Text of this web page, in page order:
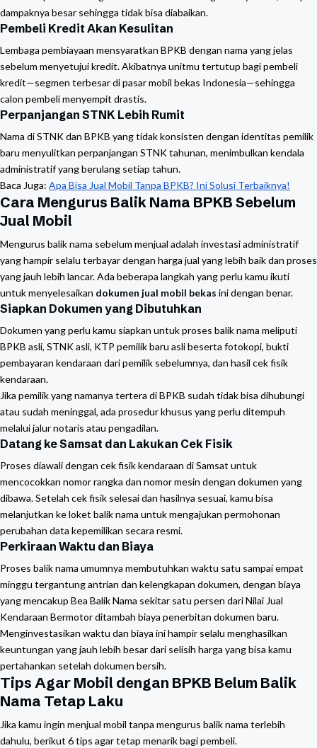
dampaknya besar sehingga tidak bisa diabaikan.
Pembeli Kredit Akan Kesulitan
Lembaga pembiayaan mensyaratkan BPKB dengan nama yang jelas
sebelum menyetujui kredit. Akibatnya unitmu tertutup bagi pembeli
kredit—segmen terbesar di pasar mobil bekas Indonesia—sehingga
calon pembeli menyempit drastis.
Perpanjangan STNK Lebih Rumit
Nama di STNK dan BPKB yang tidak konsisten dengan identitas pemilik
baru menyulitkan perpanjangan STNK tahunan, menimbulkan kendala
administratif yang berulang setiap tahun.
Baca Juga: Apa Bisa Jual Mobil Tanpa BPKB? Ini Solusi Terbaiknya!
Cara Mengurus Balik Nama BPKB Sebelum
Jual Mobil
Mengurus balik nama sebelum menjual adalah investasi administratif
yang hampir selalu terbayar dengan harga jual yang lebih baik dan proses
yang jauh lebih lancar. Ada beberapa langkah yang perlu kamu ikuti
untuk menyelesaikan dokumen jual mobil bekas ini dengan benar.
Siapkan Dokumen yang Dibutuhkan
Dokumen yang perlu kamu siapkan untuk proses balik nama meliputi
BPKB asli, STNK asli, KTP pemilik baru asli beserta fotokopi, bukti
pembayaran kendaraan dari pemilik sebelumnya, dan hasil cek fisik
kendaraan.
Jika pemilik yang namanya tertera di BPKB sudah tidak bisa dihubungi
atau sudah meninggal, ada prosedur khusus yang perlu ditempuh
melalui jalur notaris atau pengadilan.
Datang ke Samsat dan Lakukan Cek Fisik
Proses diawali dengan cek fisik kendaraan di Samsat untuk
mencocokkan nomor rangka dan nomor mesin dengan dokumen yang
dibawa. Setelah cek fisik selesai dan hasilnya sesuai, kamu bisa
melanjutkan ke loket balik nama untuk mengajukan permohonan
perubahan data kepemilikan secara resmi.
Perkiraan Waktu dan Biaya
Proses balik nama umumnya membutuhkan waktu satu sampai empat
minggu tergantung antrian dan kelengkapan dokumen, dengan biaya
yang mencakup Bea Balik Nama sekitar satu persen dari Nilai Jual
Kendaraan Bermotor ditambah biaya penerbitan dokumen baru.
Menginvestasikan waktu dan biaya ini hampir selalu menghasilkan
keuntungan yang jauh lebih besar dari selisih harga yang bisa kamu
pertahankan setelah dokumen bersih.
Tips Agar Mobil dengan BPKB Belum Balik
Nama Tetap Laku
Jika kamu ingin menjual mobil tanpa mengurus balik nama terlebih
dahulu, berikut 6 tips agar tetap menarik bagi pembeli.